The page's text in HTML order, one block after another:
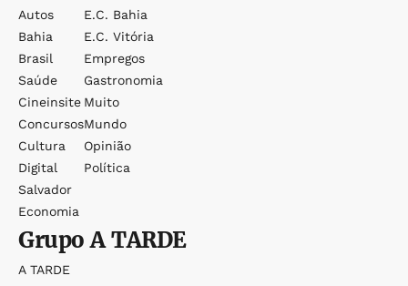
Autos
Bahia
Brasil
Saúde
Cineinsite
Concursos
Cultura
Digital
Salvador
Economia
E.c. Bahia
E.c. Vitória
Empregos
Gastronomia
Muito
Mundo
Opinião
Política
GrupoA TARDE
A TARDE